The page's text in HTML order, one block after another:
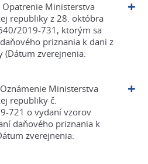
Opatrenie Ministerstva
republiky z 28. októbra
2019-731, ktorým sa
priznania k dani z
(Dátum zverejnenia:
Ministerstva
republiky č.
721 o vydaní vzorov
daňového priznania k
zverejnenia: